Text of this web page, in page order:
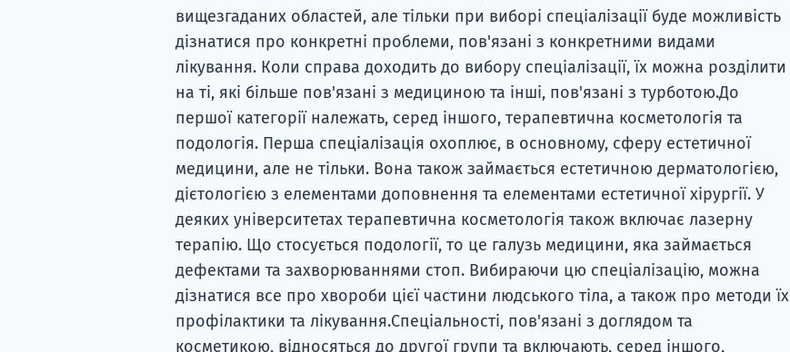
вищезгаданих областей, але тільки при виборі спеціалізації буде можливість
дізнатися про конкретні проблеми, пов'язані з конкретними видами
лікування. Коли справа доходить до вибору спеціалізації, їх можна розділити
на ті, які більше пов'язані з медициною та інші, пов'язані з турботою.До
першої категорії належать, серед іншого, терапевтична косметологія та
подологія. Перша спеціалізація охоплює, в основному, сферу естетичної
медицини, але не тільки. Вона також займається естетичною дерматологією,
дієтологією з елементами доповнення та елементами естетичної хірургії. У
деяких університетах терапевтична косметологія також включає лазерну
терапію. Що стосується подології, то це галузь медицини, яка займається
дефектами та захворюваннями стоп. Вибираючи цю спеціалізацію, можна
дізнатися все про хвороби цієї частини людського тіла, а також про методи їх
профілактики та лікування.Спеціальності, пов'язані з доглядом та
косметикою, відносяться до другої групи та включають, серед іншого,